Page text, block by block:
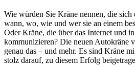
Wie würden Sie Kräne nennen, die sich
wann, wo, wie und wer sie an einem
Oder Kräne, die über das Internet und
kommunizieren? Die neuen Autokräne
genau das – und mehr. Es sind Kräne
stolz darauf, zu diesem Erfolg